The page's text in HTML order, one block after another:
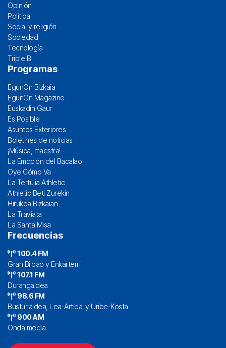
Opinión
Política
Social y religión
Sociedad
Tecnología
Triple B
Programas
EgunOn Bizkaia
EgunOn Magazine
Euskadin Gaur
Es Posible
Asuntos Exteriores
Boletines de noticias
¡Música, maestra!
La Emoción del Bacalao
Oye Cómo Va
La Tertulia Athletic
Athletic Beti Zurekin
Hirukoa Bizkaian
La Traviata
La Santa Misa
Frecuencias
100.4 FM
Gran Bilbao y Enkarterri
107.1 FM
Durangaldea
98.6 FM
Busturialdea, Lea-Artibai y Uribe-Kosta
900 AM
Onda media